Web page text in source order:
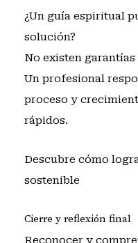
¿Un guía espiritual
solución?
No existen
Un profesional
proceso y
rápidos.
Descubre cómo
sostenible
Cierre y reflexión final
Reconocer y